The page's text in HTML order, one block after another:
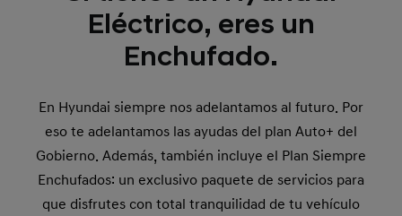
Eléctrico, eres un
Enchufado.
En Hyundai siempre nos adelantamos al futuro. Por
eso te adelantamos las ayudas del plan Auto+ del
Gobierno. Además, también incluye el Plan Siempre
Enchufados: un exclusivo paquete de servicios para
que disfrutes con total tranquilidad de tu vehículo